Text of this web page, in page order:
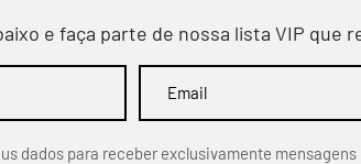
e faça parte de nossa lista VIP que
dados para receber exclusivamente mensagens